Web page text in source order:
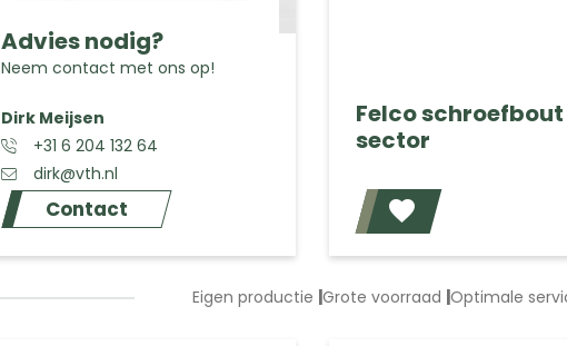
Advies nodig?
Neem contact met ons op!
Dirk Meijsen
+31 6 204 132 64
dirk@vth.nl
Contact
Felco
sector
Eigen productie |Grote voorraad |Optimale